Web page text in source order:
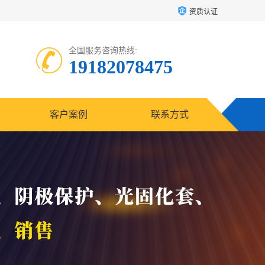
资质认证
全国服务咨询热线:
19182078475
客户案例 联系方式